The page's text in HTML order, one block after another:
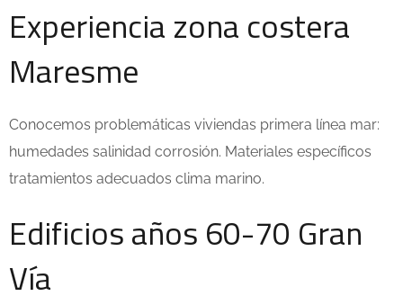
Experiencia zona costera
Maresme
Conocemos problemáticas viviendas primera línea mar:
humedades salinidad corrosión. Materiales específicos
tratamientos adecuados clima marino.
Edificios años 60-70 Gran
Vía